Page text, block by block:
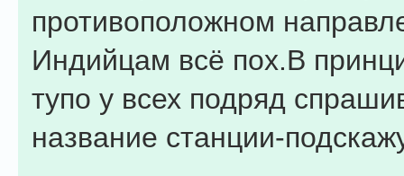
противоположном
Индийцам всё пох.В
тупо у всех подряд
название станции-